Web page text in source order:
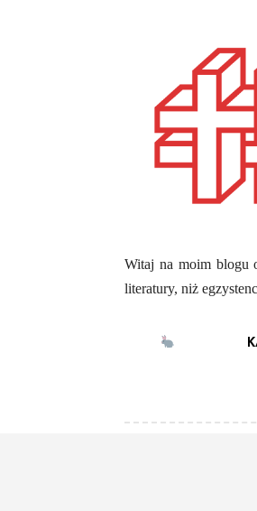
Witaj na moim blogu
literatury, niż